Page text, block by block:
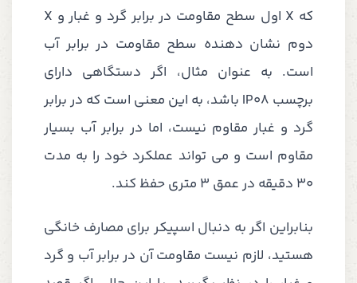
که X اول سطح مقاومت در برابر گرد و غبار و X
دوم نشان دهنده سطح مقاومت در برابر آب
است. به عنوان مثال، اگر دستگاهی دارای
برچسب IP08 باشد، به این معنی است که در برابر
گرد و غبار مقاوم نیست، اما در برابر آب بسیار
مقاوم است و می تواند عملکرد خود را به مدت
30 دقیقه در عمق 3 متری حفظ کند.
بنابراین اگر به دنبال اسپیکر برای مصارف خانگی
هستید، لازم نیست مقاومت آن در برابر آب و گرد